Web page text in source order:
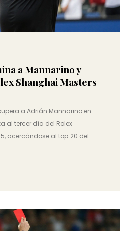
a Mannarino y
Shanghai Masters
a Adrián Mannarino en
al tercer día del Rolex
acercándose al top‑20 del